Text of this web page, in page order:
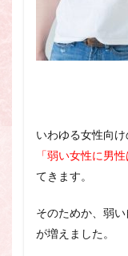
いわゆる女性向け
「弱い女性に男性
てきます。
そのためか、弱
が増えました。